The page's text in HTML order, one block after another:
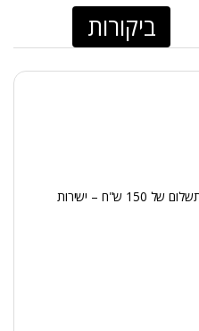
ביקורות
*** משלוח – הובלת מדרכה בתשלום של 150 ש"ח – ישירות